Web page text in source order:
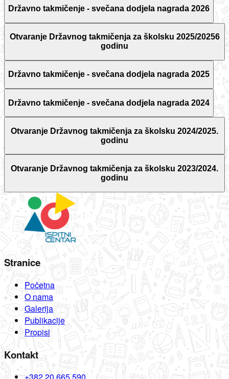
Državno takmičenje - svečana dodjela nagrada 2026
Otvaranje Državnog takmičenja za školsku 2025/20256
godinu
Državno takmičenje - svečana dodjela nagrada 2025
Državno takmičenje - svečana dodjela nagrada 2024
Otvaranje Državnog takmičenja za školsku 2024/2025.
godinu
Otvaranje Državnog takmičenja za školsku 2023/2024.
godinu
Stranice
Početna
O nama
Galerija
Publikacije
Propisi
Kontakt